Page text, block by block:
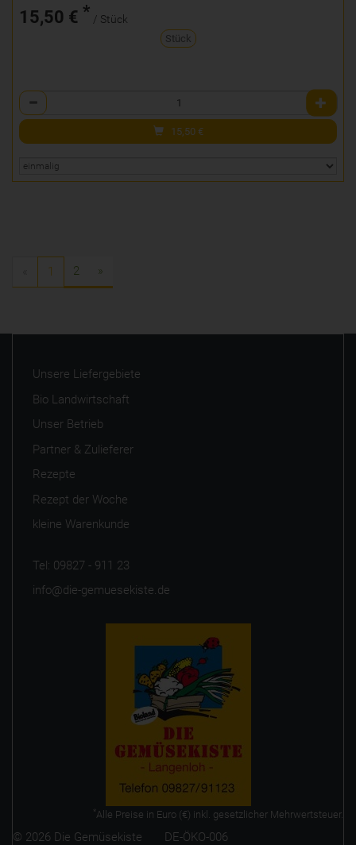
15,50 € * / Stück
Stück
Anzahl
15,50 €
1 2 »
Unsere Liefergebiete
Bio Landwirtschaft
Unser Betrieb
Partner & Zulieferer
Rezepte
Rezept der Woche
kleine Warenkunde
Tel: 09827 - 911 23
info@die-gemuesekiste.de
*Alle Preise in Euro (€) inkl. gesetzlicher Mehrwertsteuer.
© 2026 Die Gemüsekiste DE-ÖKO-006